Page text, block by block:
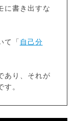
に書き出すな
て「 自己分
あり、それが
。